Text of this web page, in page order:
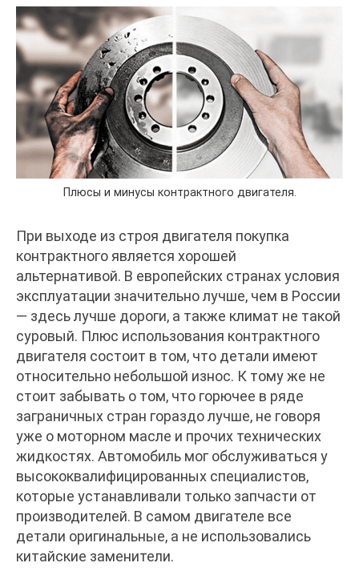
Плюсы и минусы контрактного двигателя.
При выходе из строя двигателя покупка
контрактного является хорошей
альтернативой. В европейских странах условия
эксплуатации значительно лучше, чем в России
— здесь лучше дороги, а также климат не такой
суровый. Плюс использования контрактного
двигателя состоит в том, что детали имеют
относительно небольшой износ. К тому же не
стоит забывать о том, что горючее в ряде
заграничных стран гораздо лучше, не говоря
уже о моторном масле и прочих технических
жидкостях. Автомобиль мог обслуживаться у
высококвалифицированных специалистов,
которые устанавливали только запчасти от
производителей. В самом двигателе все
детали оригинальные, а не использовались
китайские заменители.